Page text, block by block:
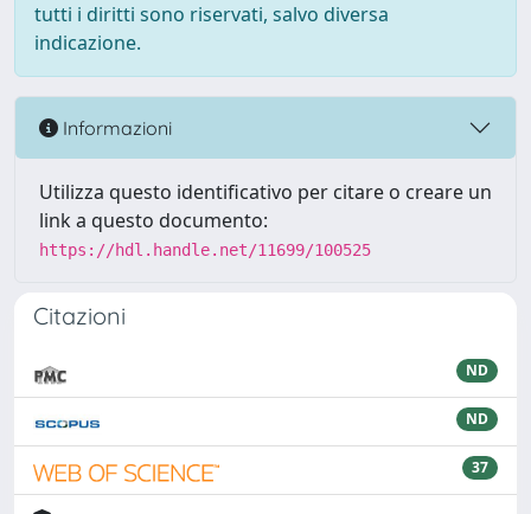
tutti i diritti sono riservati, salvo diversa
indicazione.
Informazioni
Utilizza questo identificativo per citare o creare un
link a questo documento:
https://hdl.handle.net/11699/100525
Citazioni
ND
ND
37